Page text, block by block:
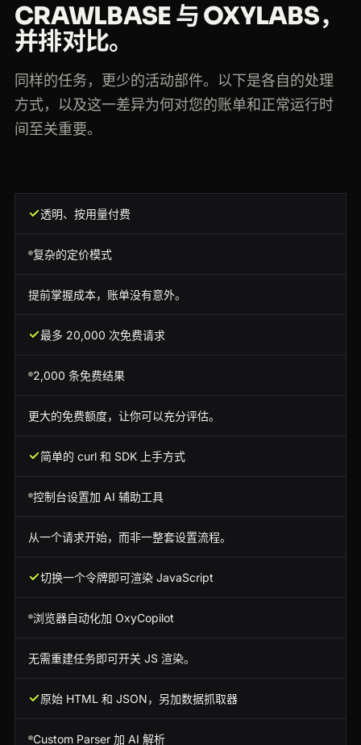
CRAWLBASE 与 OXYLABS，
并排对比。
同样的任务，更少的活动部件。以下是各自的处理
方式，以及这一差异为何对您的账单和正常运行时
间至关重要。
透明、按用量付费
复杂的定价模式
提前掌握成本，账单没有意外。
最多 20,000 次免费请求
2,000 条免费结果
更大的免费额度，让你可以充分评估。
简单的 curl 和 SDK 上手方式
控制台设置加 AI 辅助工具
从一个请求开始，而非一整套设置流程。
切换一个令牌即可渲染 JavaScript
浏览器自动化加 OxyCopilot
无需重建任务即可开关 JS 渲染。
原始 HTML 和 JSON，另加数据抓取器
Custom Parser 加 AI 解析